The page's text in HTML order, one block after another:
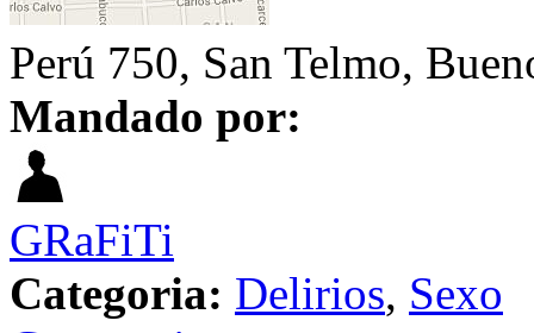
Perú 750, San Telmo,
Mandado por:
GRaFiTi
Categoria: Delirios, Sexo